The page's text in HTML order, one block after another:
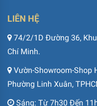
(028) 3720 3389
saigonhoa@gmail.Com